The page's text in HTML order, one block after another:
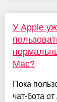
У Apple
Mac?
Пока
чат-бота